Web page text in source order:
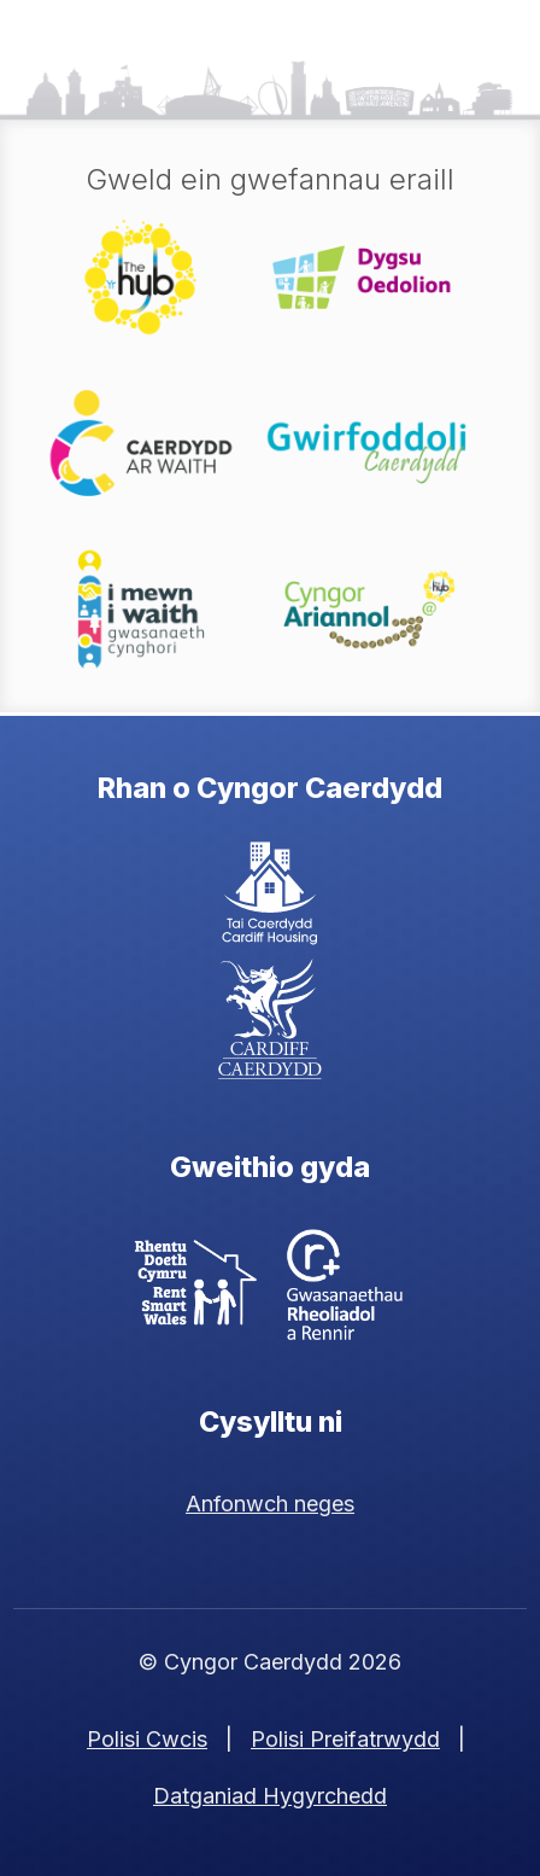
Gweld ein gwefannau eraill
Rhan o Cyngor Caerdydd
Gweithio gyda
Cysylltu ni
Anfonwch neges
© Cyngor Caerdydd 2026
Polisi Cwcis Polisi Preifatrwydd
Datganiad Hygyrchedd